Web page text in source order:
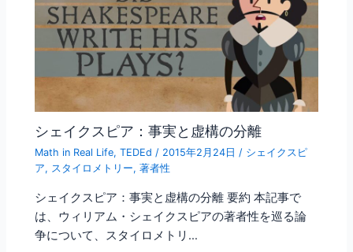
シェイクスピア：事実と虚構の分離
Math in Real Life,TEDEd / 2015年2月24日/ シェイクスピ
ア, スタイロメトリー,著者性
シェイクスピア：事実と虚構の分離 要約 本記事で
は、ウィリアム・シェイクスピアの著者性を巡る論
争について、スタイロメトリ…